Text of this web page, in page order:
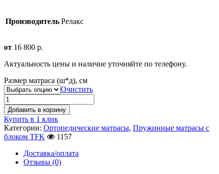
Производитель Релакс
от 16 800 р.
Актуальность цены и наличие уточняйте по телефону.
Размер матраса (ш*д), см
Очистить
Добавить в корзину
Купить в 1 клик
Категории: Ортопедические матрасы, Пружинные матрасы с
блоком TFK
1157
Доставка/оплата
Отзывы (0)